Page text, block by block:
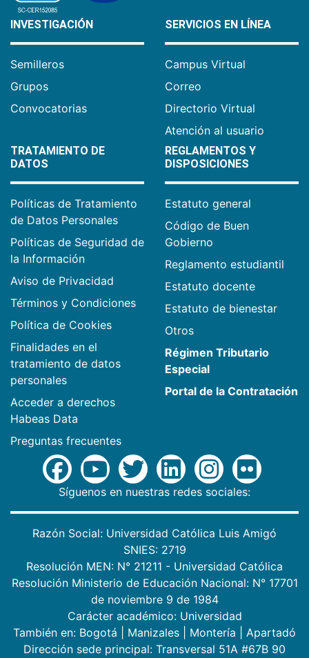
INVESTIGACIÓN
Semilleros
Grupos
Convocatorias
SERVICIOS EN LÍNEA
Campus Virtual
Correo
Directorio Virtual
Atención al usuario
TRATAMIENTO DE
DATOS
Políticas de Tratamiento
de Datos Personales
Políticas de Seguridad de
la Información
Aviso de Privacidad
Términos y Condiciones
Política de Cookies
Finalidades en el
tratamiento de datos
personales
Acceder a derechos
Habeas Data
Preguntas frecuentes
REGLAMENTOS Y
DISPOSICIONES
Estatuto general
Código de Buen
Gobierno
Reglamento estudiantil
Estatuto docente
Estatuto de bienestar
Otros
Régimen Tributario
Especial
Portal de la Contratación
Síguenos en nuestras redes sociales:
Razón Social: Universidad Católica Luis Amigó
SNIES: 2719
Resolución MEN: N° 21211 - Universidad Católica
Resolución Ministerio de Educación Nacional: N° 17701
de noviembre 9 de 1984
Carácter académico: Universidad
También en: Bogotá Manizales Montería
Apartadó
Dirección sede principal: Transversal 51A #67B 90